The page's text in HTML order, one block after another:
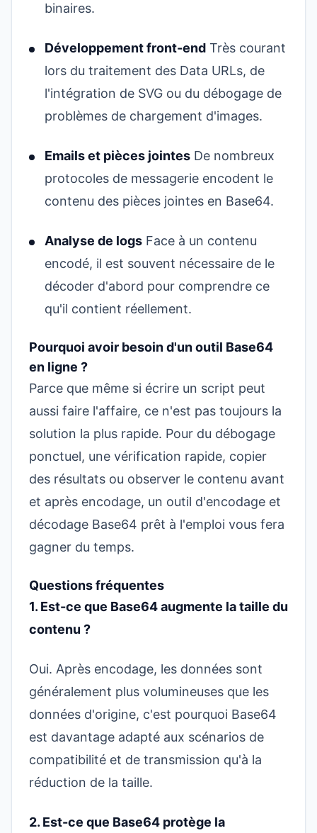
binaires.
Développement front-endTrès courant
lors du traitement des Data URLs, de
l'intégration de SVG ou du débogage de
problèmes de chargement d'images.
Emails et pièces jointesDe nombreux
protocoles de messagerie encodent le
contenu des pièces jointes en Base64.
Analyse de logsFace à un contenu
encodé, il est souvent nécessaire de le
décoder d'abord pour comprendre ce
qu'il contient réellement.
Pourquoi avoir besoin d'un outil Base64
en ligne ?
Parce que même si écrire un script peut
aussi faire l'affaire, ce n'est pas toujours la
solution la plus rapide. Pour du débogage
ponctuel, une vérification rapide, copier
des résultats ou observer le contenu avant
et après encodage, un outil d'encodage et
décodage Base64 prêt à l'emploi vous fera
gagner du temps.
Questions fréquentes
1. Est-ce que Base64 augmente la taille du
contenu ?
Oui. Après encodage, les données sont
généralement plus volumineuses que les
données d'origine, c'est pourquoi Base64
est davantage adapté aux scénarios de
compatibilité et de transmission qu'à la
réduction de la taille.
2. Est-ce que Base64 protège la